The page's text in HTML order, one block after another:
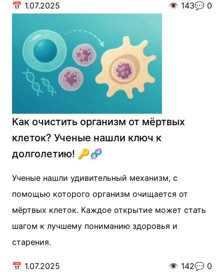
📅 1.07.2025 👁️ 143💬 0
Как очистить организм от мёртвых
клеток? Ученые нашли ключ к
долголетию! 🔑🧬
Ученые нашли удивительный механизм, с
помощью которого организм очищается от
мёртвых клеток. Каждое открытие может стать
шагом к лучшему пониманию здоровья и
старения.
📅 1.07.2025 👁️ 142💬 0